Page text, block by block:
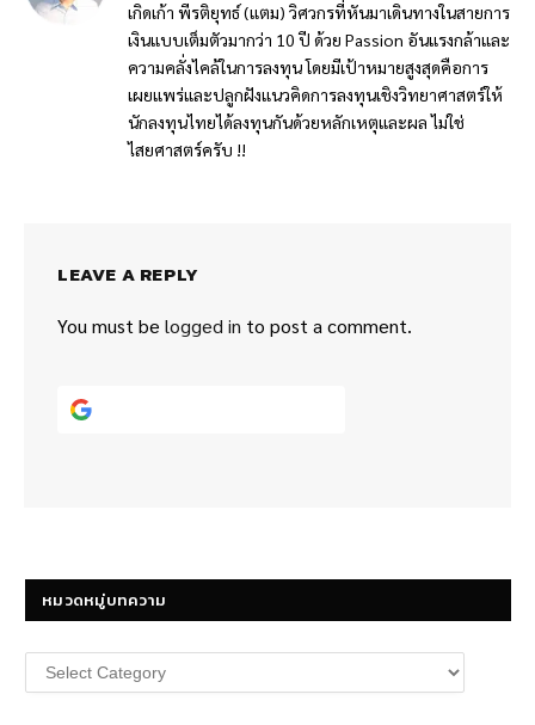
เกิดเก้า พีรติยุทธ์ (แตม) วิศวกรที่หันมาเดินทางในสายการ
เงินแบบเต็มตัวมากว่า 10 ปี ด้วย Passion อันแรงกล้าและ
ความคลั่งไคล้ในการลงทุน โดยมีเป้าหมายสูงสุดคือการ
เผยแพร่และปลูกฝังแนวคิดการลงทุนเชิงวิทยาศาสตร์ให้
นักลงทุนไทยได้ลงทุนกันด้วยหลักเหตุและผล ไม่ใช่
ไสยศาสตร์ครับ !!
LEAVE A REPLY
You must be logged in to post a comment.
หมวดหมู่บทความ
หมวด
หมู่